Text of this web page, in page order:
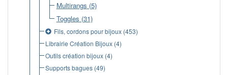
Multirangs (5)
Toggles (31)
Fils, cordons pour bijoux(453)
Librairie Création Bijoux(4)
Outils création bijoux(4)
Supports bagues(49)